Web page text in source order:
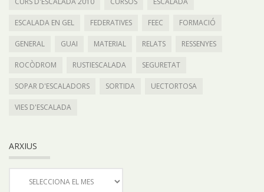
ESCALADA EN GEL FEDERATIVES FEEC FORMACIÓ
GENERAL GUAI MATERIAL RELATS RESSENYES
ROCÒDROM RUSTIESCALADA SEGURETAT
SOPAR D'ESCALADORS SORTIDA UECTORTOSA
VIES D'ESCALADA
ARXIUS